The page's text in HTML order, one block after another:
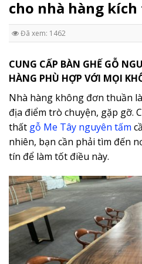
cho nhà hàng
Đã xem: 1462
CUNG CẤP BÀN GHẾ GỖ
HÀNG PHÙ HỢP VỚI MỌI
Nhà hàng không đơn thuần
địa điểm trò chuyện, gặp gỡ.
thất gỗ Me Tây nguyên tấm
nhiên, bạn cần phải tìm đến
tín để làm tốt điều này.